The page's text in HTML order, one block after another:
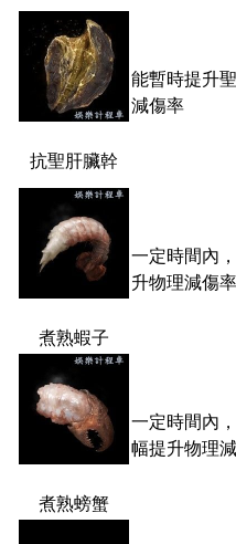
抗聖肝臟幹
能暫時提升
減傷率
煮熟蝦子
一定時間內
升物理減傷率
煮熟螃蟹
一定時間內
幅提升物理